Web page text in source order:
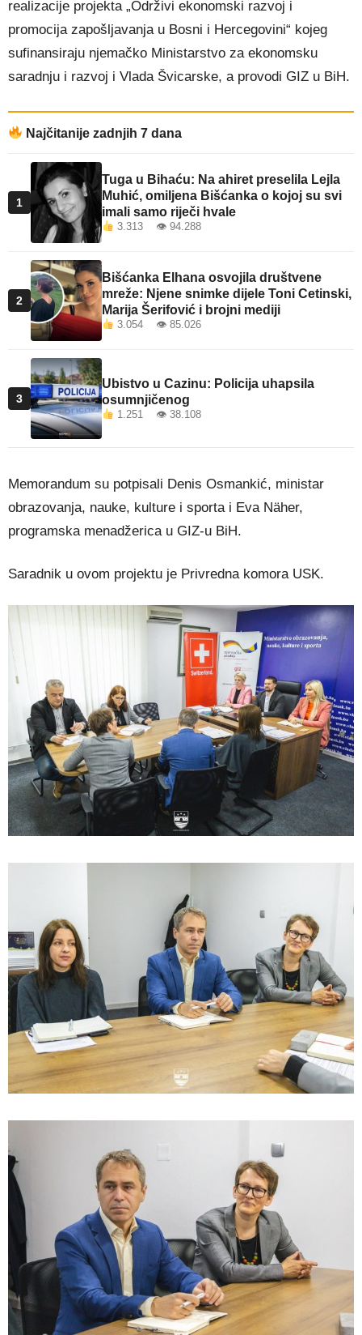
realizacije projekta „Održivi ekonomski razvoj i
promocija zapošljavanja u Bosni i Hercegovini“ kojeg
sufinansiraju njemačko Ministarstvo za ekonomsku
saradnju i razvoj i Vlada Švicarske, a provodi GIZ u BiH.
Najčitanije zadnjih 7 dana
1
Tuga u Bihaću: Na ahiret preselila Lejla
Muhić, omiljena Bišćanka o kojoj su svi
imali samo riječi hvale
3.313 👁 94.288
2
Bišćanka Elhana osvojila društvene
mreže: Njene snimke dijele Toni Cetinski,
Marija Šerifović i brojni mediji
3.054 👁 85.026
3
Ubistvo u Cazinu: Policija uhapsila
osumnjičenog
1.251 👁 38.108
Memorandum su potpisali Denis Osmankić, ministar
obrazovanja, nauke, kulture i sporta i Eva Näher,
programska menadžerica u GIZ-u BiH.
Saradnik u ovom projektu je Privredna komora USK.